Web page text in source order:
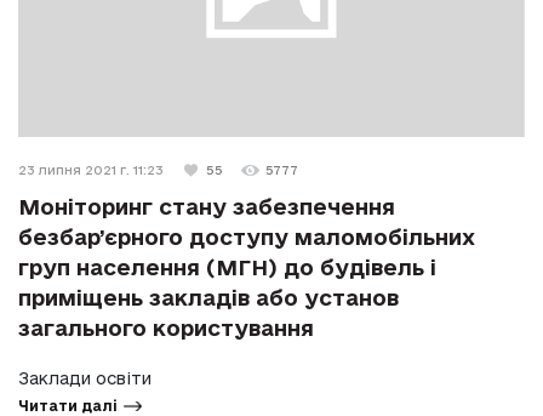
23 липня 2021 г. 11:23 55 5777
Моніторинг стану забезпечення
безбар’єрного доступу маломобільних
груп населення (МГН) до будівель і
приміщень закладів або установ
загального користування
Заклади освіти
Читати далі